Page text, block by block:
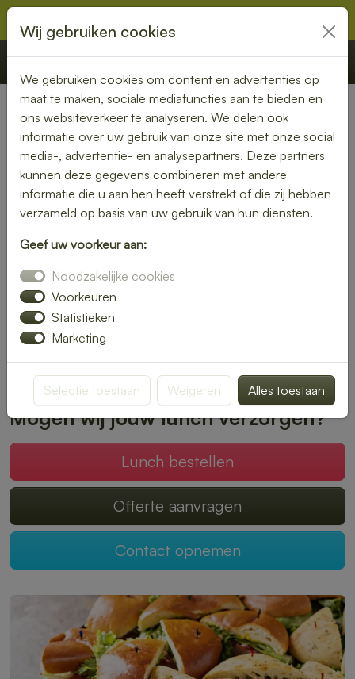
€ 0,00 Offerte Bestellen
Nederland» Gaanderen
Lunch bezorgen in Gaanderen
– vers en snel bij jou thuis of
op kantoor
bezorgen in Gaanderen en geniet van verse, smaakvolle
gerechten. Of je nu kiest voor een rijk belegd broodje, een
frisse salade of een warme maaltijd – wij bezorgen het bij
jou op locatie.
Plaats je bestelling online en geniet zonder zorgen van een
heerlijke lunch.
Mogen wij jouw lunch verzorgen?
Lunch bestellen
Offerte aanvragen
Contact opnemen
Wij gebruiken cookies
We gebruiken cookies om content en advertenties op
maat te maken, sociale mediafuncties aan te bieden en
ons websiteverkeer te analyseren. We delen ook
informatie over uw gebruik van onze site met onze social
media-, advertentie- en analysepartners. Deze partners
kunnen deze gegevens combineren met andere
informatie die u aan hen heeft verstrekt of die zij hebben
verzameld op basis van uw gebruik van hun diensten.
Geef uw voorkeur aan:
Noodzakelijke cookies
Voorkeuren
Statistieken
Marketing
Selectie toestaan Weigeren Alles toestaan